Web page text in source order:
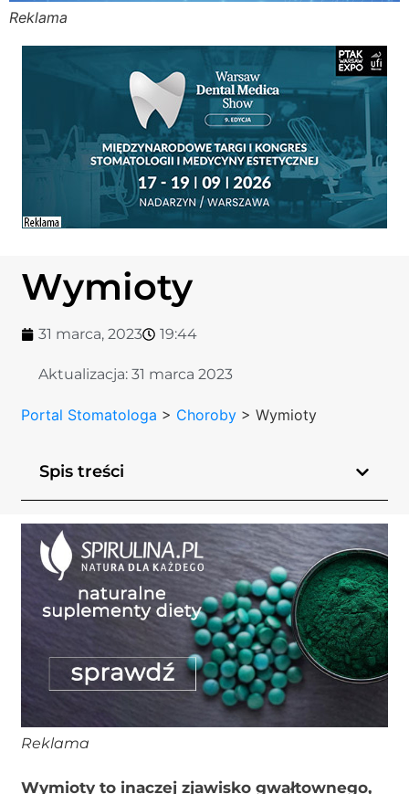
Reklama
Wymioty
31 marca, 2023 19:44
Aktualizacja:31 marca 2023
Portal Stomatologa > Choroby >Wymioty
Spis treści
Reklama
Wymioty to inaczej zjawisko gwałtownego,